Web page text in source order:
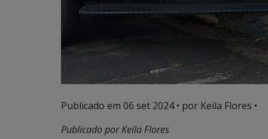
Publicado em 06 set 2024• por Keila Flores •
Publicado por Keila Flores